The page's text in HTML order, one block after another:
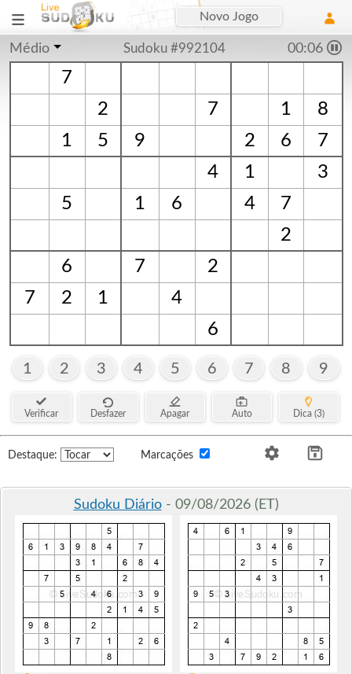
Novo Jogo
Médio Sudoku #992104 00:06
7
2
7 1
8
1
5 9 2 6
7
4
1
3
5
1 6 4
7
2
6
7
2
7
2 1
4
6
1 2 3 4 5 6 7 8 9
Verificar Desfazer Apagar Auto Dica (3)
Destaque: Marcações
Sudoku Diário- 09/08/2026 (ET)